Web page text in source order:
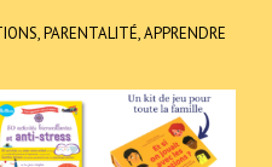
PARENTALITÉ, APPRENDRE